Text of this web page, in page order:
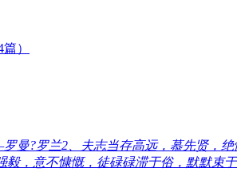
）
曼?罗兰2、夫志当存高远，慕先贤，
，意不慷慨，徒碌碌滞于俗，默默